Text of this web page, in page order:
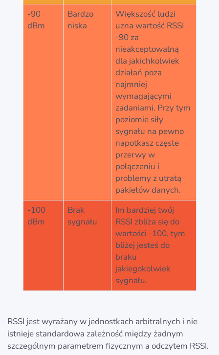
-90
dBm
Bardzo
niska
Większość ludzi
uzna wartość RSSI
-90 za
nieakceptowalną
dla jakichkolwiek
działań poza
najmniej
wymagającymi
zadaniami. Przy tym
poziomie siły
sygnału na pewno
napotkasz częste
przerwy w
połączeniu i
problemy z utratą
pakietów danych.
-100
dBm
Brak
sygnału
Im bardziej twój
RSSI zbliża się do
wartości -100, tym
bliżej jesteś do
braku
jakiegokolwiek
sygnału.
RSSI jest wyrażany w jednostkach arbitralnych i nie
istnieje standardowa zależność między żadnym
szczególnym parametrem fizycznym a odczytem RSSI.